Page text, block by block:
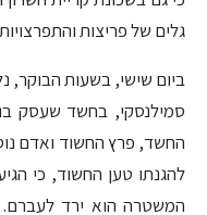
גלים של פריצות
ביום שישי, בשעות הבוקר,
סמילנסקי, בחשד שעסק
החשד, פרץ החשוד ואדם
להגנתו טען החשוד, כי
המשטרה הוא ירד